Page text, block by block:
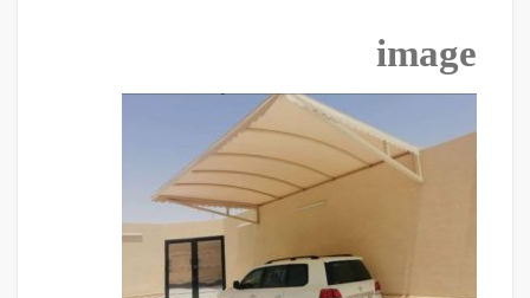
image